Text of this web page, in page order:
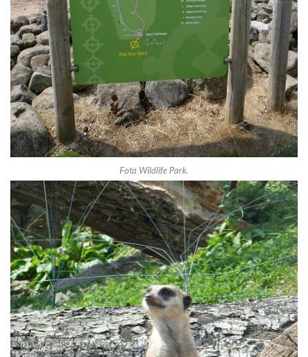
Fota Wildlife Park.